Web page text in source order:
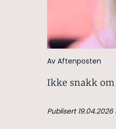
Av Aftenposten
Ikke snakk om
Publisert 19.04.2026